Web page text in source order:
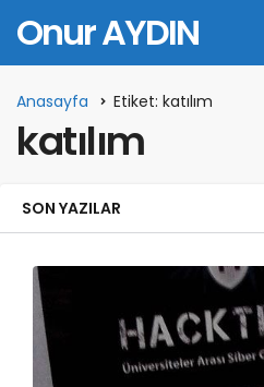
Onur AYDIN
Anasayfa Etiket: katılım
katılım
SON YAZILAR